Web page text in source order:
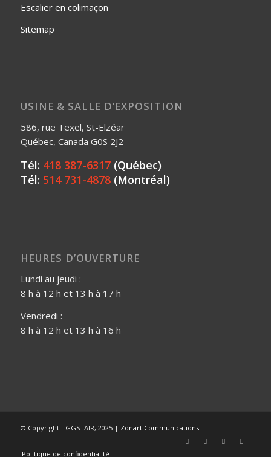
Escalier en colimaçon
Sitemap
USINE & SALLE D’EXPOSITION
586, rue Texel, St-Elzéar
Québec, Canada G0S 2J2
Tél: 418 387-6317(Québec)
Tél: 514 731-4878(Montréal)
HEURES D’OUVERTURE
Lundi au jeudi :
8 h à 12 h et 13 h à 17 h
Vendredi :
8 h à 12 h et 13 h à 16 h
© Copyright - GGSTAIR, 2025 | Zonart Communications
Politique de confidentialité